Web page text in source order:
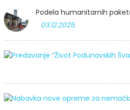
Podela humanitarnih
03.12.2025.